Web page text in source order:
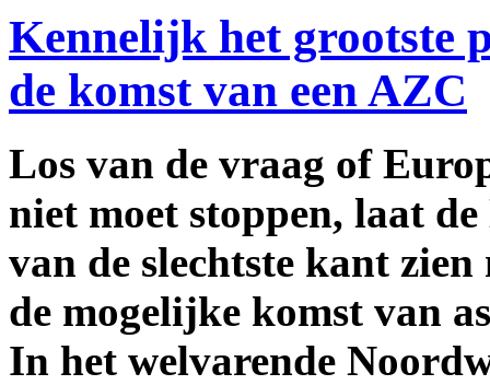
Kennelijk het grootste
de komst van een AZC
Los van de vraag of
niet moet stoppen, laat
van de slechtste kant
de mogelijke komst van
In het welvarende